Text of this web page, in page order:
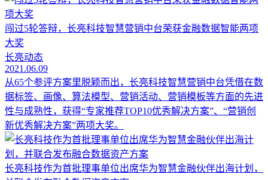
闯过5轮答辩，长亮科技智慧营销中台荣获金融数据智能两项
大奖
长亮动态
2021.06.09
从65个参评方案里脱颖而出，长亮科技智慧营销中台凭借在数
据标签、画像、算法模型、营销活动、营销模板等方面的先进
性与成熟性，获得“专家推荐TOP10优秀解决方案”、“营销创
新优秀解决方案”两项大奖。
长亮科技作为首批理事单位出席华为智慧金融伙伴出海计划，